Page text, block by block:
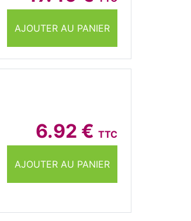
AJOUTER AU PANIER
6.92 € TTC
AJOUTER AU PANIER